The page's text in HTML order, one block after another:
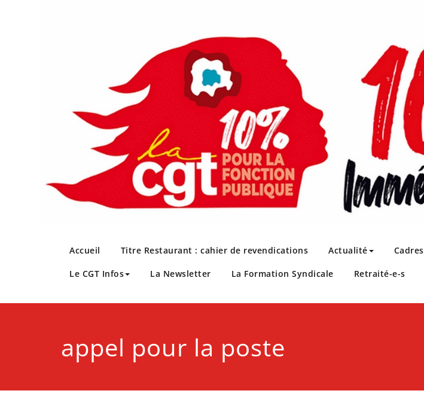
CGT Métropole Européenne de Lille
Accueil Titre Restaurant : cahier de revendications Actualité Cadres
Le CGT Infos La Newsletter La Formation Syndicale Retraité-e-s
appel pour la poste